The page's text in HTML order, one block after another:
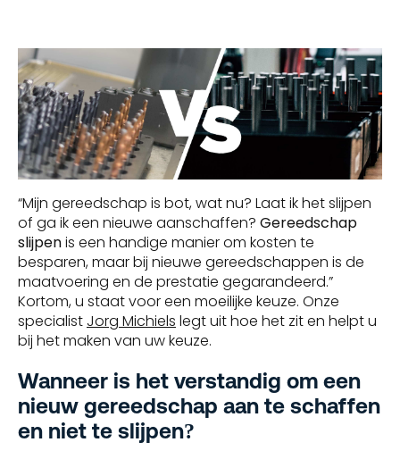
“Mijn gereedschap is bot, wat nu? Laat ik het slijpen
of ga ik een nieuwe aanschaffen? Gereedschap
slijpenis een handige manier om kosten te
besparen, maar bij nieuwe gereedschappen is de
maatvoering en de prestatie gegarandeerd.”
Kortom, u staat voor een moeilijke keuze. Onze
specialist Jorg Michiels legt uit hoe het zit en helpt u
bij het maken van uw keuze.
Wanneer is het verstandig om een
nieuw gereedschap aan te schaffen
en niet te slijpen?